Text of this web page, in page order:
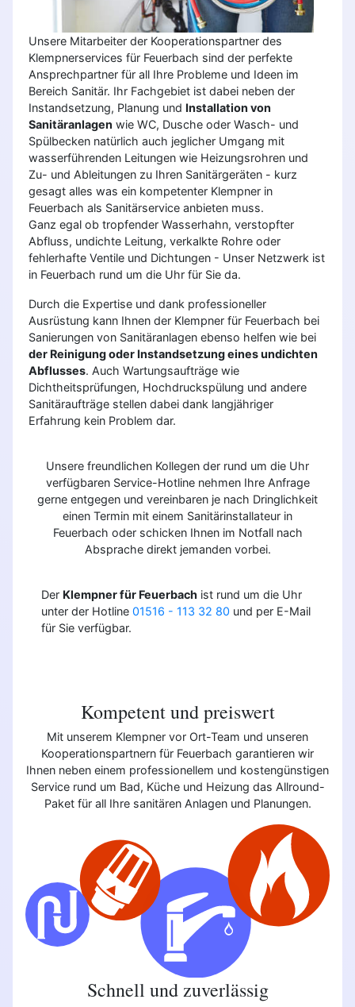
Unsere Mitarbeiter der Kooperationspartner des
Klempnerservices für Feuerbach sind der perfekte
Ansprechpartner für all Ihre Probleme und Ideen im
Bereich Sanitär. Ihr Fachgebiet ist dabei neben der
Instandsetzung, Planung und Installation von
Sanitäranlagen wie WC, Dusche oder Wasch- und
Spülbecken natürlich auch jeglicher Umgang mit
wasserführenden Leitungen wie Heizungsrohren und
Zu- und Ableitungen zu Ihren Sanitärgeräten - kurz
gesagt alles was ein kompetenter Klempner in
Feuerbach als Sanitärservice anbieten muss.
Ganz egal ob tropfender Wasserhahn, verstopfter
Abfluss, undichte Leitung, verkalkte Rohre oder
fehlerhafte Ventile und Dichtungen - Unser Netzwerk ist
in Feuerbach rund um die Uhr für Sie da.
Durch die Expertise und dank professioneller
Ausrüstung kann Ihnen der Klempner für Feuerbach bei
Sanierungen von Sanitäranlagen ebenso helfen wie bei
der Reinigung oder Instandsetzung eines undichten
Abflusses. Auch Wartungsaufträge wie
Dichtheitsprüfungen, Hochdruckspülung und andere
Sanitäraufträge stellen dabei dank langjähriger
Erfahrung kein Problem dar.
Unsere freundlichen Kollegen der rund um die Uhr
verfügbaren Service-Hotline nehmen Ihre Anfrage
gerne entgegen und vereinbaren je nach Dringlichkeit
einen Termin mit einem Sanitärinstallateur in
Feuerbach oder schicken Ihnen im Notfall nach
Absprache direkt jemanden vorbei.
Der Klempner für Feuerbach ist rund um die Uhr
unter der Hotline 01516 - 113 32 80 und per E-Mail
für Sie verfügbar.
Kompetent und preiswert
Mit unserem Klempner vor Ort-Team und unseren
Kooperationspartnern für Feuerbach garantieren wir
Ihnen neben einem professionellem und kostengünstigen
Service rund um Bad, Küche und Heizung das Allround-
Paket für all Ihre sanitären Anlagen und Planungen.
Schnell und zuverlässig